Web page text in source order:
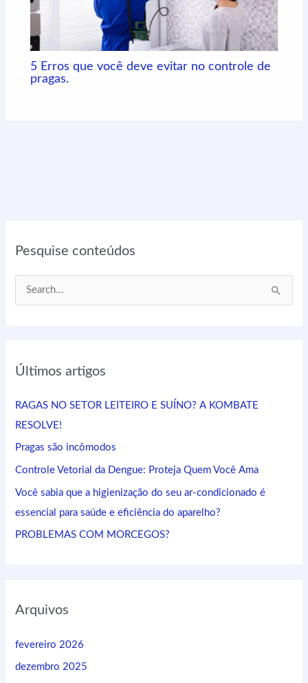
5 Erros que você deve evitar no controle de
pragas.
Pesquise conteúdos
u
r
p
o
r
:
Últimos artigos
RAGAS NO SETOR LEITEIRO E SUÍNO? A KOMBATE
RESOLVE!
Pragas são incômodos
Controle Vetorial da Dengue: Proteja Quem Você Ama
Você sabia que a higienização do seu ar-condicionado é
essencial para saúde e eficiência do aparelho?
PROBLEMAS COM MORCEGOS?
Arquivos
fevereiro 2026
dezembro 2025